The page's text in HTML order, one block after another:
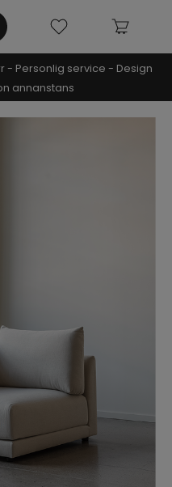
- Personlig service - Design
annanstans